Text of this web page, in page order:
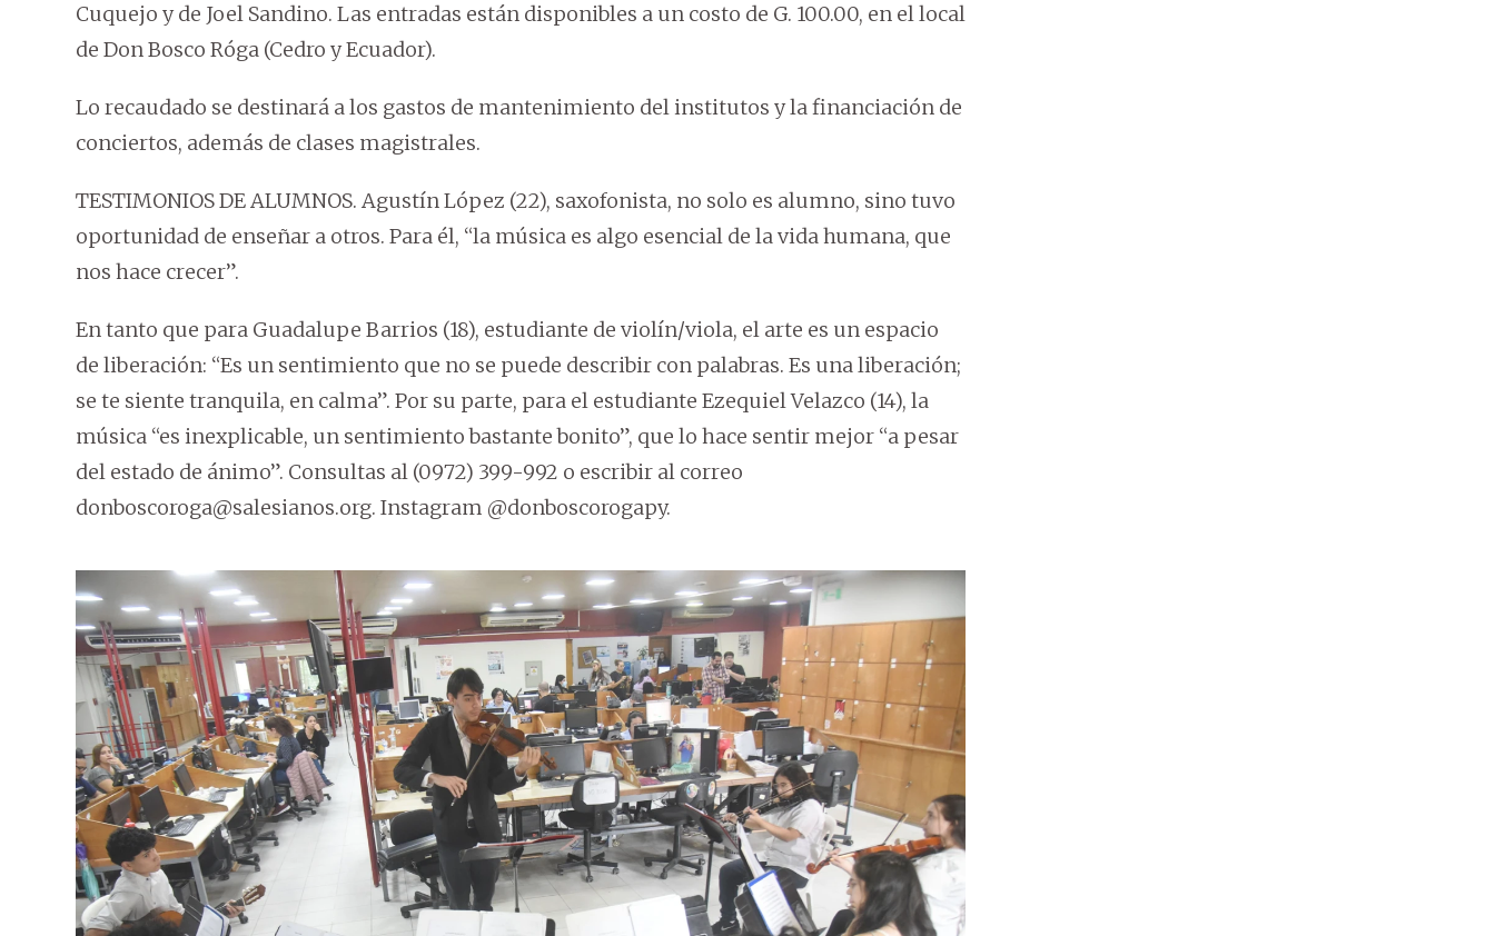
Cuquejo y de Joel Sandino. Las entradas están disponibles a un costo de G. 100.00, en el local
de Don Bosco Róga (Cedro y Ecuador).
Lo recaudado se destinará a los gastos de mantenimiento del institutos y la financiación de
conciertos, además de clases magistrales.
TESTIMONIOS DE ALUMNOS. Agustín López (22), saxofonista, no solo es alumno, sino tuvo
oportunidad de enseñar a otros. Para él, “la música es algo esencial de la vida humana, que
nos hace crecer”.
En tanto que para Guadalupe Barrios (18), estudiante de violín/viola, el arte es un espacio
de liberación: “Es un sentimiento que no se puede describir con palabras. Es una liberación;
se te siente tranquila, en calma”. Por su parte, para el estudiante Ezequiel Velazco (14), la
música “es inexplicable, un sentimiento bastante bonito”, que lo hace sentir mejor “a pesar
del estado de ánimo”. Consultas al (0972) 399-992 o escribir al correo
donboscoroga@salesianos.org. Instagram @donboscorogapy.